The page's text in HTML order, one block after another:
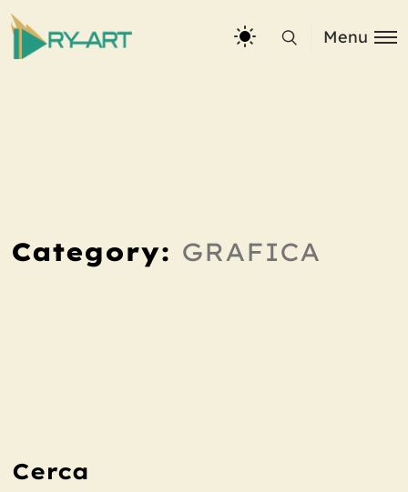
Menu
Category: GRAFICA
Cerca